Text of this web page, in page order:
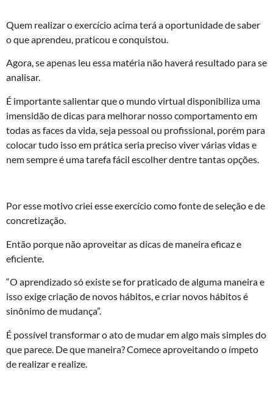
Quem realizar o exercício acima terá a oportunidade de saber
o que aprendeu, praticou e conquistou.
Agora, se apenas leu essa matéria não haverá resultado para se
analisar.
É importante salientar que o mundo virtual disponibiliza uma
imensidão de dicas para melhorar nosso comportamento em
todas as faces da vida, seja pessoal ou profissional, porém para
colocar tudo isso em prática seria preciso viver várias vidas e
nem sempre é uma tarefa fácil escolher dentre tantas opções.
Por esse motivo criei esse exercício como fonte de seleção e de
concretização.
Então porque não aproveitar as dicas de maneira eficaz e
eficiente.
“O aprendizado só existe se for praticado de alguma maneira e
isso exige criação de novos hábitos, e criar novos hábitos é
sinônimo de mudança”.
É possível transformar o ato de mudar em algo mais simples do
que parece. De que maneira? Comece aproveitando o ímpeto
de realizar e realize.